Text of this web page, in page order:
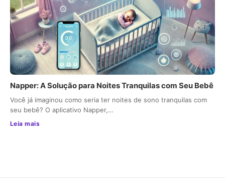
Napper: A Solução para Noites Tranquilas com Seu Bebê
Você já imaginou como seria ter noites de sono tranquilas com
seu bebê? O aplicativo Napper,…
Leia mais